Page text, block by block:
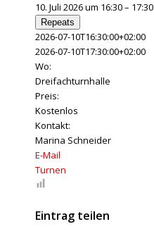
10. Juli 2026 um 16:30 – 17:30
Repeats
2026-07-10T16:30:00+02:00
2026-07-10T17:30:00+02:00
Wo:
Dreifachturnhalle
Preis:
Kostenlos
Kontakt:
Marina Schneider
E-Mail
Turnen
Eintrag teilen